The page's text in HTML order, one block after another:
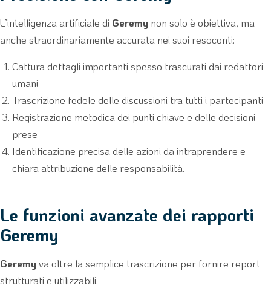
L’intelligenza artificiale di Geremy non solo è obiettiva, ma
anche straordinariamente accurata nei suoi resoconti:
Cattura dettagli importanti spesso trascurati dai redattori
umani
Trascrizione fedele delle discussioni tra tutti i partecipanti
Registrazione metodica dei punti chiave e delle decisioni
prese
Identificazione precisa delle azioni da intraprendere e
chiara attribuzione delle responsabilità.
Le funzioni avanzate dei rapporti
Geremy
Geremyva oltre la semplice trascrizione per fornire report
strutturati e utilizzabili.